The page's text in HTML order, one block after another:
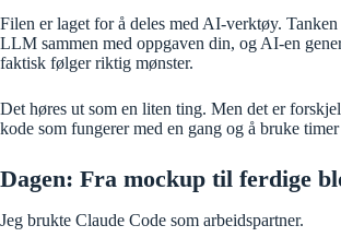
Filen er laget for å deles med AI-verktøy.
LLM sammen med oppgaven din, og AI-en
faktisk følger riktig mønster.
Det høres ut som en liten ting. Men det er
kode som fungerer med en gang og å bruke
Dagen: Fra mockup til ferdige
Jeg brukte Claude Code som arbeidspartner.